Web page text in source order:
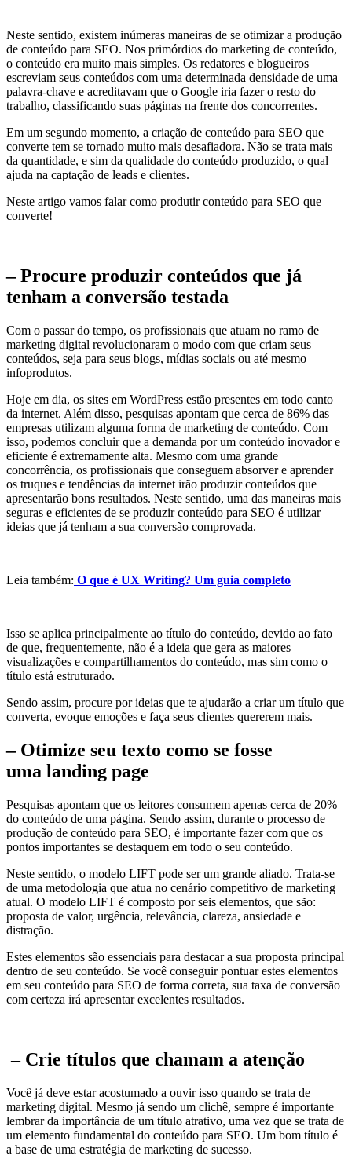
Neste sentido, existem inúmeras maneiras de se otimizar a produção
de conteúdo para SEO. Nos primórdios do marketing de conteúdo,
o conteúdo era muito mais simples. Os redatores e blogueiros
escreviam seus conteúdos com uma determinada densidade de uma
palavra-chave e acreditavam que o Google iria fazer o resto do
trabalho, classificando suas páginas na frente dos concorrentes.
Em um segundo momento, a criação de conteúdo para SEO que
converte tem se tornado muito mais desafiadora. Não se trata mais
da quantidade, e sim da qualidade do conteúdo produzido, o qual
ajuda na captação de leads e clientes.
Neste artigo vamos falar como produtir conteúdo para SEO que
converte!
– Procure produzir conteúdos que já
tenham a conversão testada
Com o passar do tempo, os profissionais que atuam no ramo de
marketing digital revolucionaram o modo com que criam seus
conteúdos, seja para seus blogs, mídias sociais ou até mesmo
infoprodutos.
Hoje em dia, os sites em WordPress estão presentes em todo canto
da internet. Além disso, pesquisas apontam que cerca de 86% das
empresas utilizam alguma forma de marketing de conteúdo. Com
isso, podemos concluir que a demanda por um conteúdo inovador e
eficiente é extremamente alta. Mesmo com uma grande
concorrência, os profissionais que conseguem absorver e aprender
os truques e tendências da internet irão produzir conteúdos que
apresentarão bons resultados. Neste sentido, uma das maneiras mais
seguras e eficientes de se produzir conteúdo para SEO é utilizar
ideias que já tenham a sua conversão comprovada.
Leia também: O que é UX Writing? Um guia completo
Isso se aplica principalmente ao título do conteúdo, devido ao fato
de que, frequentemente, não é a ideia que gera as maiores
visualizações e compartilhamentos do conteúdo, mas sim como o
título está estruturado.
Sendo assim, procure por ideias que te ajudarão a criar um título que
converta, evoque emoções e faça seus clientes quererem mais.
– Otimize seu texto como se fosse
uma landing page
Pesquisas apontam que os leitores consumem apenas cerca de 20%
do conteúdo de uma página. Sendo assim, durante o processo de
produção de conteúdo para SEO, é importante fazer com que os
pontos importantes se destaquem em todo o seu conteúdo.
Neste sentido, o modelo LIFT pode ser um grande aliado. Trata-se
de uma metodologia que atua no cenário competitivo de marketing
atual. O modelo LIFT é composto por seis elementos, que são:
proposta de valor, urgência, relevância, clareza, ansiedade e
distração.
Estes elementos são essenciais para destacar a sua proposta principal
dentro de seu conteúdo. Se você conseguir pontuar estes elementos
em seu conteúdo para SEO de forma correta, sua taxa de conversão
com certeza irá apresentar excelentes resultados.
– Crie títulos que chamam a atenção
Você já deve estar acostumado a ouvir isso quando se trata de
marketing digital. Mesmo já sendo um clichê, sempre é importante
lembrar da importância de um título atrativo, uma vez que se trata de
um elemento fundamental do conteúdo para SEO. Um bom título é
a base de uma estratégia de marketing de sucesso.